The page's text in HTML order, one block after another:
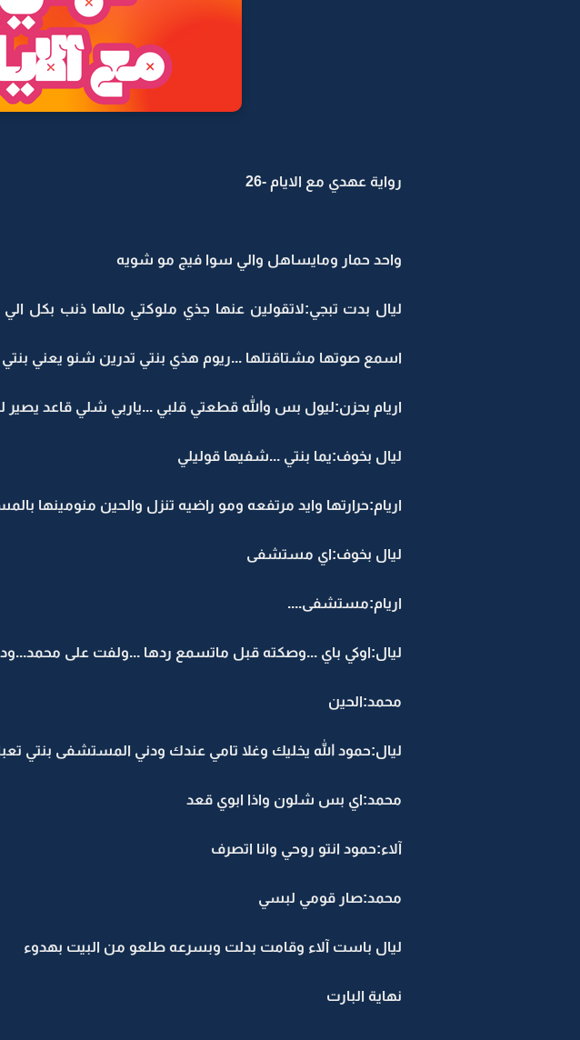
رواية عهدي مع الايام -26
واحد حمار ومايساهل والي سوا فيج مو شويه
ليال بدت تبجي:لاتقولين عنها جذي ملوكتي مالها ذنب بكل الي
اسمع صوتها مشتاقتلها ...ريوم هذي بنتي تدرين شنو يعني بنتي
اريام بحزن:ليول بس والله قطعتي قلبي ...ياربي شلي قاعد يصير
ليال بخوف:يما بنتي ...شفيها قوليلي
اريام:حرارتها وايد مرتفعه ومو راضيه تنزل والحين منومينها
ليال بخوف:اي مستشفى
اريام:مستشفى....
ليال:اوكي باي ...وصكته قبل ماتسمع ردها ...ولفت على
محمد:الحين
ليال:حمود الله يخليك وغلا تامي عندك ودني المستشفى بنتي
محمد:اي بس شلون واذا ابوي قعد
آلاء:حمود انتو روحي وانا اتصرف
محمد:صار قومي لبسي
ليال باست آلاء وقامت بدلت وبسرعه طلعو من البيت بهدوء
نهاية البارت